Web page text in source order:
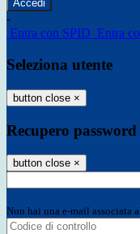
-
Entra con SPID Entra
Seleziona utente
button close ×
Recupero password
button close ×
Non hai una e-mail associata